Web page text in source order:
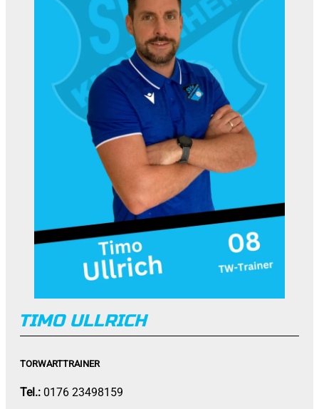
TIMO ULLRICH
TORWARTTRAINER
Tel.: 0176 23498159